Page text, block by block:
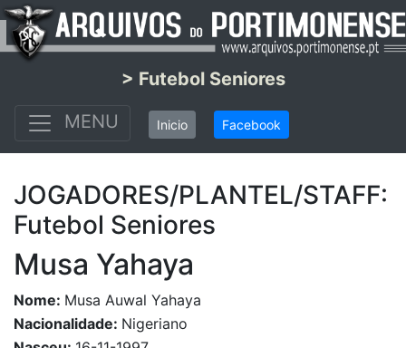
> Futebol Seniores
MENU
Inicio Facebook
JOGADORES/PLANTEL/STAFF:
Futebol Seniores
Musa Yahaya
Nome: Musa Auwal Yahaya
Nacionalidade: Nigeriano